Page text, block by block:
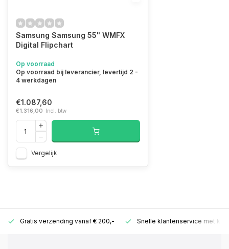
Samsung Samsung 55" WMFX
Digital Flipchart
Op voorraad
Op voorraad bij leverancier, levertijd 2 -
4 werkdagen
€1.087,60
€1.316,00 Incl. btw
Vergelijk
Gratis verzending vanaf € 200,- Snelle klantenservice met